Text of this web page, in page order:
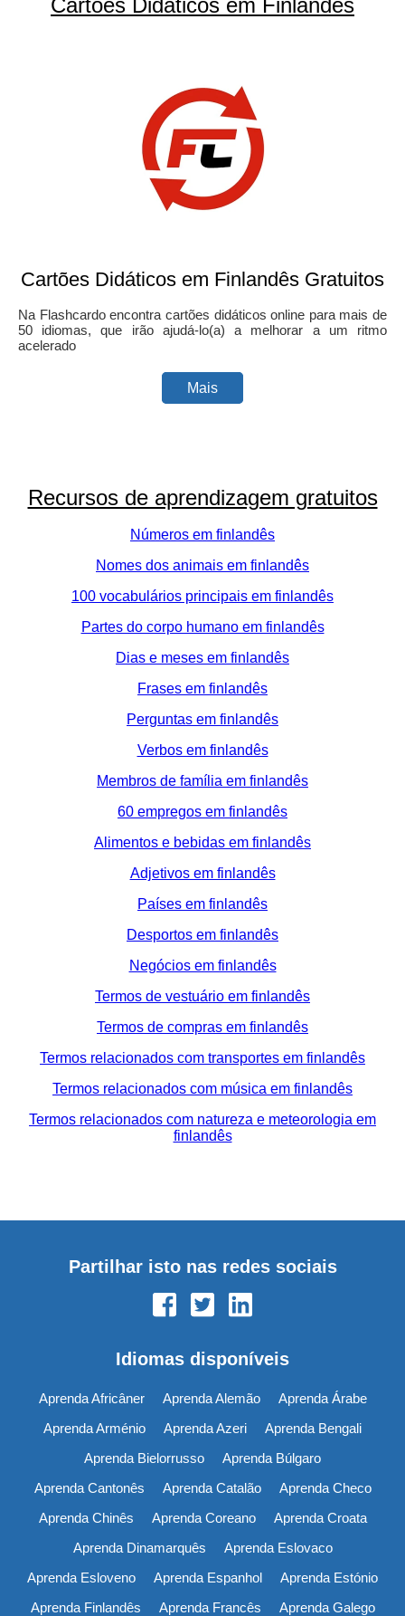
Cartões Didáticos em Finlandês
Cartões Didáticos em Finlandês Gratuitos
Na Flashcardo encontra cartões didáticos online para mais de
50 idiomas, que irão ajudá-lo(a) a melhorar a um ritmo
acelerado
Mais
Recursos de aprendizagem gratuitos
Números em finlandês
Nomes dos animais em finlandês
100 vocabulários principais em finlandês
Partes do corpo humano em finlandês
Dias e meses em finlandês
Frases em finlandês
Perguntas em finlandês
Verbos em finlandês
Membros de família em finlandês
60 empregos em finlandês
Alimentos e bebidas em finlandês
Adjetivos em finlandês
Países em finlandês
Desportos em finlandês
Negócios em finlandês
Termos de vestuário em finlandês
Termos de compras em finlandês
Termos relacionados com transportes em finlandês
Termos relacionados com música em finlandês
Termos relacionados com natureza e meteorologia em
finlandês
Partilhar isto nas redes sociais
Idiomas disponíveis
Aprenda Africâner Aprenda Alemão
Aprenda Árabe
Aprenda Arménio
Aprenda Azeri
Aprenda Bengali
Aprenda Bielorrusso
Aprenda Búlgaro
Aprenda Cantonês
Aprenda Catalão
Aprenda Checo
Aprenda Chinês
Aprenda Coreano
Aprenda Croata
Aprenda Dinamarquês
Aprenda Eslovaco
Aprenda Esloveno
Aprenda Espanhol
Aprenda Estónio
Aprenda Finlandês
Aprenda Francês
Aprenda Galego